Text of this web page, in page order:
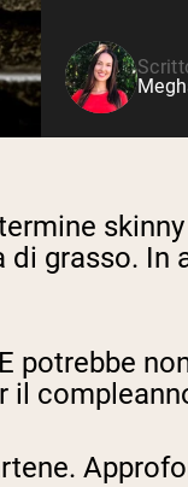
grasso. In
il